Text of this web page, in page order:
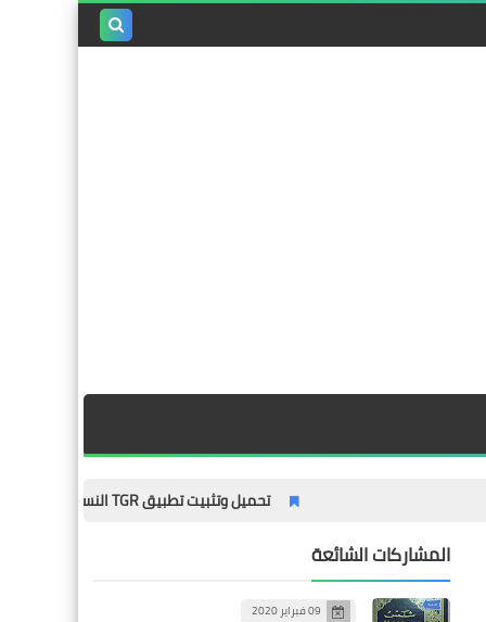
تحميل وتثبيت تطبيق TGR النسخة القديمة – الدليل الشامل مع المميزات وطريقة التثبيت خطوة بخطوة
المشاركات الشائعة
09 فبراير 2020